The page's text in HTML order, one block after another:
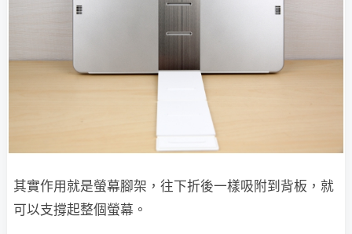
其實作用就是螢幕腳架，往下折後一樣吸附到背板，就
可以支撐起整個螢幕。